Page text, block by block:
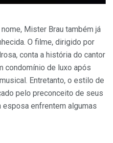
Mister Brau também já
O filme, dirigido por
conta a história do cantor
condomínio de luxo após
Entretanto, o estilo de
pelo preconceito de seus
enfrentem algumas